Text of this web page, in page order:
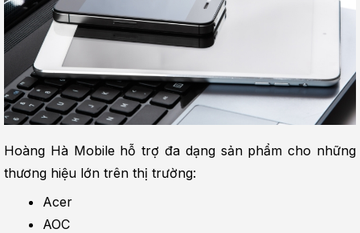
Hoàng Hà Mobile hỗ trợ đa dạng sản phẩm cho những
thương hiệu lớn trên thị trường:
Acer
AOC